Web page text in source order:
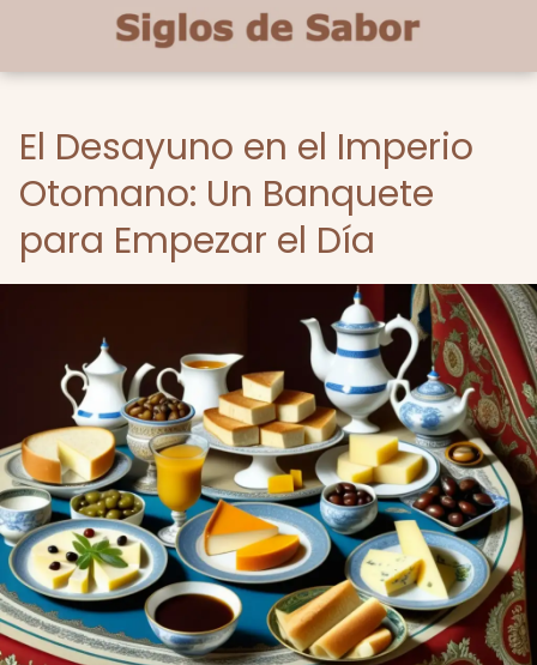
El Desayuno en el Imperio
Otomano: Un Banquete
para Empezar el Día